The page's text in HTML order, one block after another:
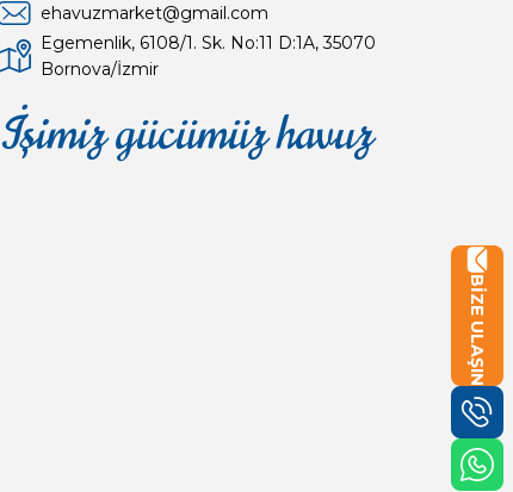
ehavuzmarket@gmail.com
Egemenlik, 6108/1. Sk. No:11 D:1A, 35070
Bornova/İzmir
İşimiz gücümüz havuz
Mağaza
Depomuz
BİZE ULAŞIN